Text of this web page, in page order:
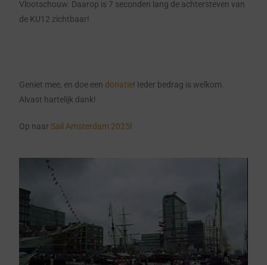
Vlootschouw. Daarop is 7 seconden lang de achtersteven van
de KU12 zichtbaar!
Geniet mee, en doe een donatie! Ieder bedrag is welkom.
Alvast hartelijk dank!
Op naar Sail Amsterdam 2025!